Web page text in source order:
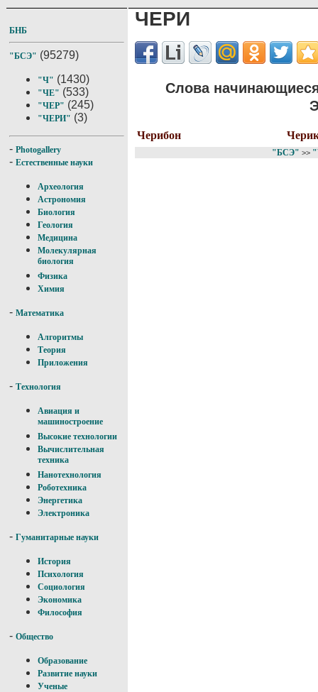
БНБ
"БСЭ" (95279)
"Ч" (1430)
"ЧЕ" (533)
"ЧЕР" (245)
"ЧЕРИ" (3)
- Photogallery
- Естественные науки
Археология
Астрономия
Биология
Геология
Медицина
Молекулярная
биология
Физика
Химия
- Математика
Алгоритмы
Теория
Приложения
- Технология
Авиация и
машиностроение
Высокие технологии
Вычислительная
техника
Нанотехнология
Роботехника
Энергетика
Электроника
- Гуманитарные науки
История
Психология
Социология
Экономика
Философия
- Общество
Образование
Развитие науки
Ученые
ЧЕРИ
Слова
Черибон
"БСЭ" >>